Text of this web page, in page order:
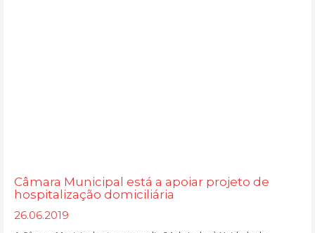
Câmara Municipal está a apoiar projeto de
hospitalização domiciliária
26.06.2019